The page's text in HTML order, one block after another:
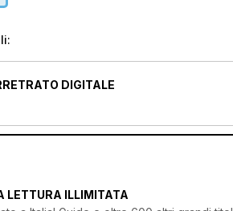
DIGITALE
LETTURA ILLIMITATA